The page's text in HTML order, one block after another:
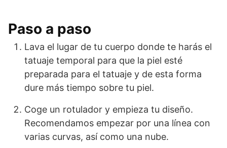
Paso a paso
Lava el lugar de tu cuerpo donde te harás el
tatuaje temporal para que la piel esté
preparada para el tatuaje y de esta forma
dure más tiempo sobre tu piel.
Coge un rotulador y empieza tu diseño.
Recomendamos empezar por una línea con
varias curvas, así como una nube.